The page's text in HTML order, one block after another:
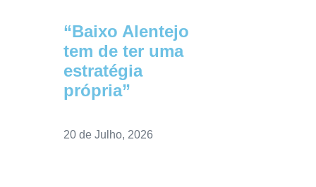
“Baixo Alentejo
tem de ter uma
estratégia
própria”
20 de Julho, 2026